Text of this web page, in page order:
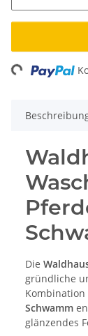
Die
gründliche
Kombination
Schwamm
glänzendes